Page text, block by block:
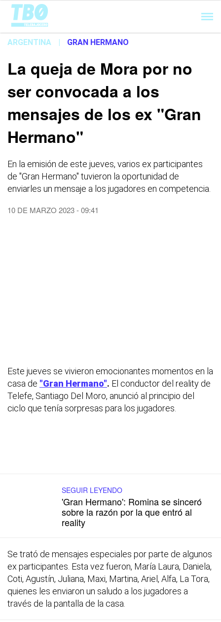
Cargando...
ARGENTINA | GRAN HERMANO
La queja de Mora por no
ser convocada a los
mensajes de los ex "Gran
Hermano"
En la emisión de este jueves, varios ex participantes
de "Gran Hermano" tuvieron la oportunidad de
enviarles un mensaje a los jugadores en competencia.
10 DE MARZO 2023 - 09:41
Este jueves se vivieron emocionantes momentos en la
casa de "Gran Hermano". El conductor del reality de
Telefe, Santiago Del Moro, anunció al principio del
ciclo que tenía sorpresas para los jugadores.
SEGUIR LEYENDO
'Gran Hermano': Romina se sinceró
sobre la razón por la que entró al
reality
Se trató de mensajes especiales por parte de algunos
ex participantes. Esta vez fueron, María Laura, Daniela,
Coti, Agustín, Juliana, Maxi, Martina, Ariel, Alfa, La Tora,
quienes les enviaron un saludo a los jugadores a
través de la pantalla de la casa.